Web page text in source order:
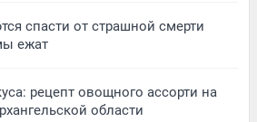
спасти от страшной смерти
ежат
рецепт овощного ассорти на
области